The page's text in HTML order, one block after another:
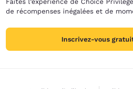
de récompenses inégalées et de
Inscrivez-vous